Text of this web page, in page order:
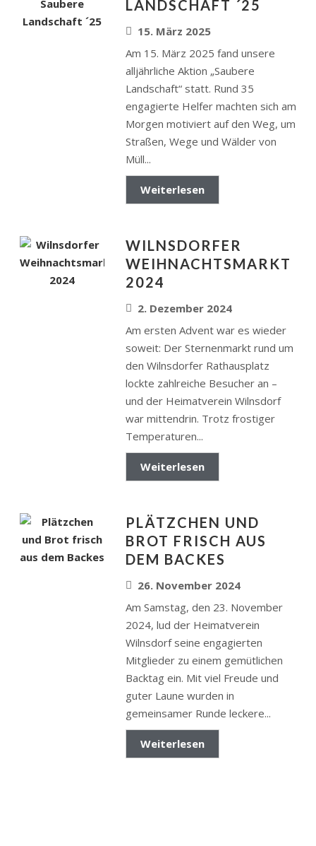
LANDSCHAFT ´25
15. März 2025
Am 15. März 2025 fand unsere
alljährliche Aktion „Saubere
Landschaft“ statt. Rund 35
engagierte Helfer machten sich am
Morgen motiviert auf den Weg, um
Straßen, Wege und Wälder von
Müll...
Weiterlesen
WILNSDORFER
WEIHNACHTSMARKT
2024
2. Dezember 2024
Am ersten Advent war es wieder
soweit: Der Sternenmarkt rund um
den Wilnsdorfer Rathausplatz
lockte zahlreiche Besucher an –
und der Heimatverein Wilnsdorf
war mittendrin. Trotz frostiger
Temperaturen...
Weiterlesen
PLÄTZCHEN UND
BROT FRISCH AUS
DEM BACKES
26. November 2024
Am Samstag, den 23. November
2024, lud der Heimatverein
Wilnsdorf seine engagierten
Mitglieder zu einem gemütlichen
Backtag ein. Mit viel Freude und
guter Laune wurden in
gemeinsamer Runde leckere...
Weiterlesen